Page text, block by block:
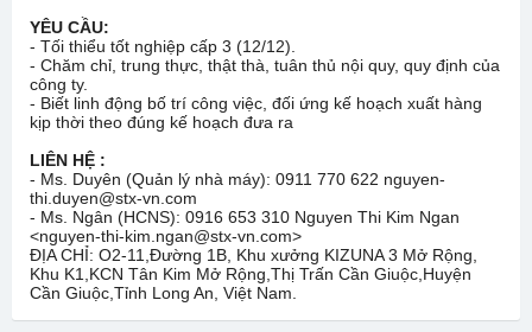
YÊU CẦU:
- Tối thiểu tốt nghiệp cấp 3 (12/12).
- Chăm chỉ, trung thực, thật thà, tuân thủ nội quy, quy định của
công ty.
- Biết linh động bố trí công việc, đối ứng kế hoạch xuất hàng
kịp thời theo đúng kế hoạch đưa ra
LIÊN HỆ :
- Ms. Duyên (Quản lý nhà máy): 0911 770 622 nguyen-
thi.duyen@stx-vn.com
- Ms. Ngân (HCNS): 0916 653 310 Nguyen Thi Kim Ngan
<nguyen-thi-kim.ngan@stx-vn.com>
ĐỊA CHỈ: O2-11,Đường 1B, Khu xưởng KIZUNA 3 Mở Rộng,
Khu K1,KCN Tân Kim Mở Rộng,Thị Trấn Cần Giuộc,Huyện
Cần Giuộc,Tỉnh Long An, Việt Nam.